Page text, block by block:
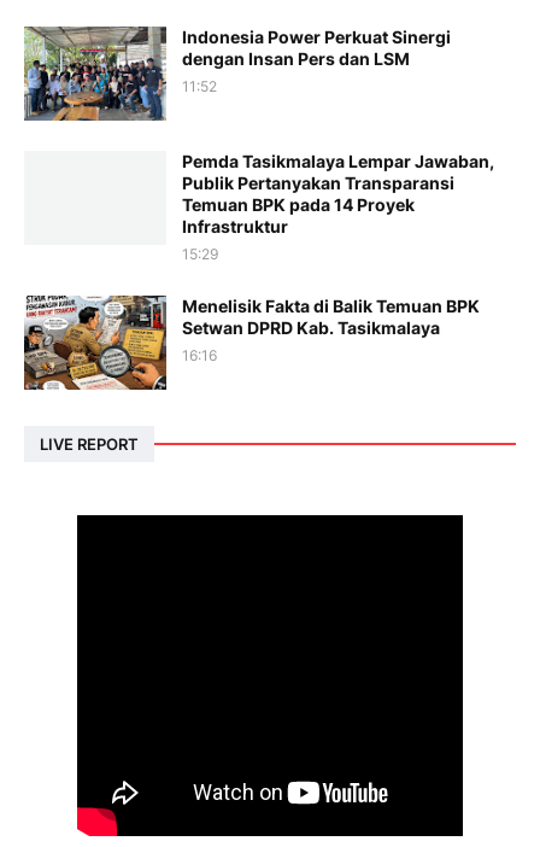
Indonesia Power Perkuat Sinergi
dengan Insan Pers dan LSM
11:52
Pemda Tasikmalaya Lempar Jawaban,
Publik Pertanyakan Transparansi
Temuan BPK pada 14 Proyek
Infrastruktur
15:29
Menelisik Fakta di Balik Temuan BPK
Setwan DPRD Kab. Tasikmalaya
16:16
LIVE REPORT